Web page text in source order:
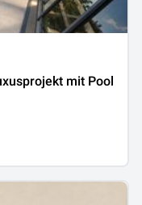
mit Pool